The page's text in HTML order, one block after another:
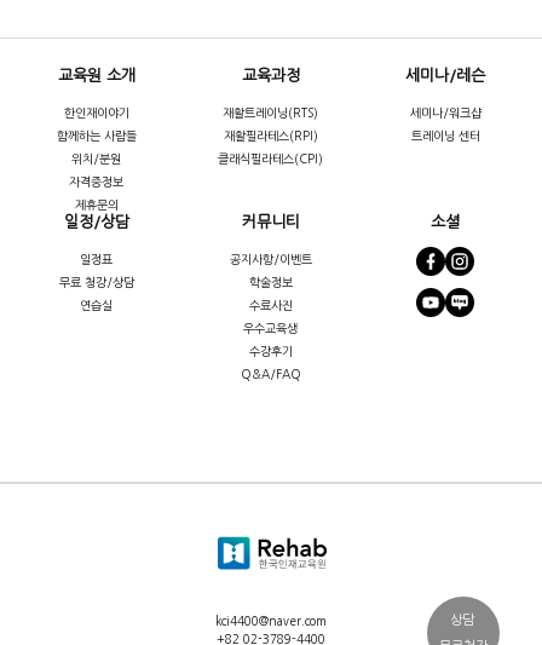
교육원 소개
한인재이야기
함께하는 사람들
위치/분원
자격증정보
제휴문의
교육과정
재활트레이닝(RTS)
재활필라테스(RPI)
클래식필라테스(CPI)
세미나/레슨
세미나/워크샵
트레이닝 센터
일정/상담
일정표
무료 청강/상담
연습실
커뮤니티
공지사항/이벤트
학술정보
수료사진
우수교육생
수강후기
Q&A/FAQ
소셜
kci4400@naver.com
+82 02-3789-4400
상담